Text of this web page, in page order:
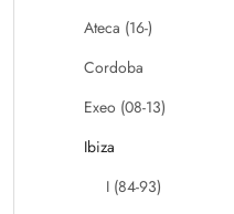
Ateca (16-)
Cordoba
Exeo (08-13)
Ibiza
I (84-93)